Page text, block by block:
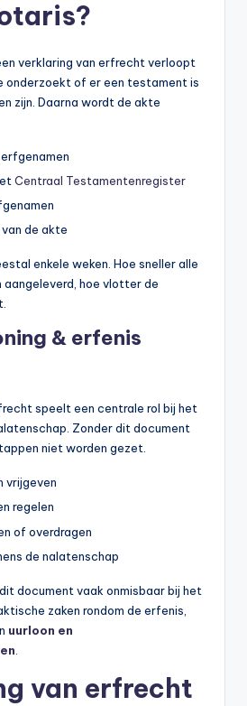
verklaring van erfrecht verloopt
onderzoekt of er een testament is
zijn. Daarna wordt de akte
Centraal Testamentenregister
de akte
enkele weken. Hoe sneller alle
aangeleverd, hoe vlotter de
& erfenis
speelt een centrale rol bij het
Zonder dit document
niet worden gezet.
vrijgeven
regelen
of overdragen
de nalatenschap
document vaak onmisbaar bij het
zaken rondom de erfenis,
uurloon en
van erfrecht